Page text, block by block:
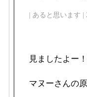
| あると思います |
見ましたよー！
マヌーさんの